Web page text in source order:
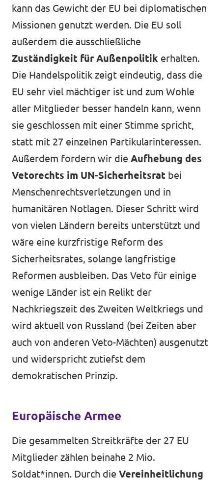
kann das Gewicht der EU bei diplomatischen
Missionen genutzt werden. Die EU soll
außerdem die ausschließliche
Zuständigkeit für Außenpolitik erhalten.
Die Handelspolitik zeigt eindeutig, dass die
EU sehr viel mächtiger ist und zum Wohle
aller Mitglieder besser handeln kann, wenn
sie geschlossen mit einer Stimme spricht,
statt mit 27 einzelnen Partikularinteressen.
Außerdem fordern wir die Aufhebung des
Vetorechts im UN-Sicherheitsrat bei
Menschenrechtsverletzungen und in
humanitären Notlagen. Dieser Schritt wird
von vielen Ländern bereits unterstützt und
wäre eine kurzfristige Reform des
Sicherheitsrates, solange langfristige
Reformen ausbleiben. Das Veto für einige
wenige Länder ist ein Relikt der
Nachkriegszeit des Zweiten Weltkriegs und
wird aktuell von Russland (bei Zeiten aber
auch von anderen Veto-Mächten) ausgenutzt
und widerspricht zutiefst dem
demokratischen Prinzip.
Europäische Armee
Die gesammelten Streitkräfte der 27 EU
Mitglieder zählen beinahe 2 Mio.
Soldat*innen. Durch die Vereinheitlichung